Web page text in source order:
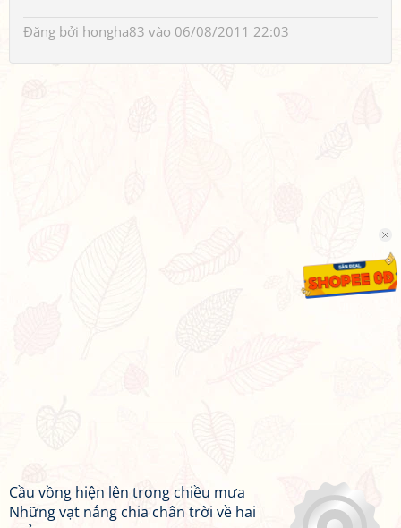
Đăng bởi hongha83 vào 06/08/2011 22:03
Cầu vồng hiện lên trong chiều mưa
Những vạt nắng chia chân trời về hai